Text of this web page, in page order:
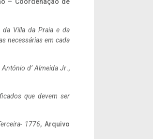
– Coordenação de
Villa da Praia e da
necessárias em cada
d’ Almeida Jr.,
que devem ser
1776, Arquivo